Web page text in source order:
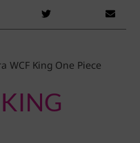
WCF King One Piece